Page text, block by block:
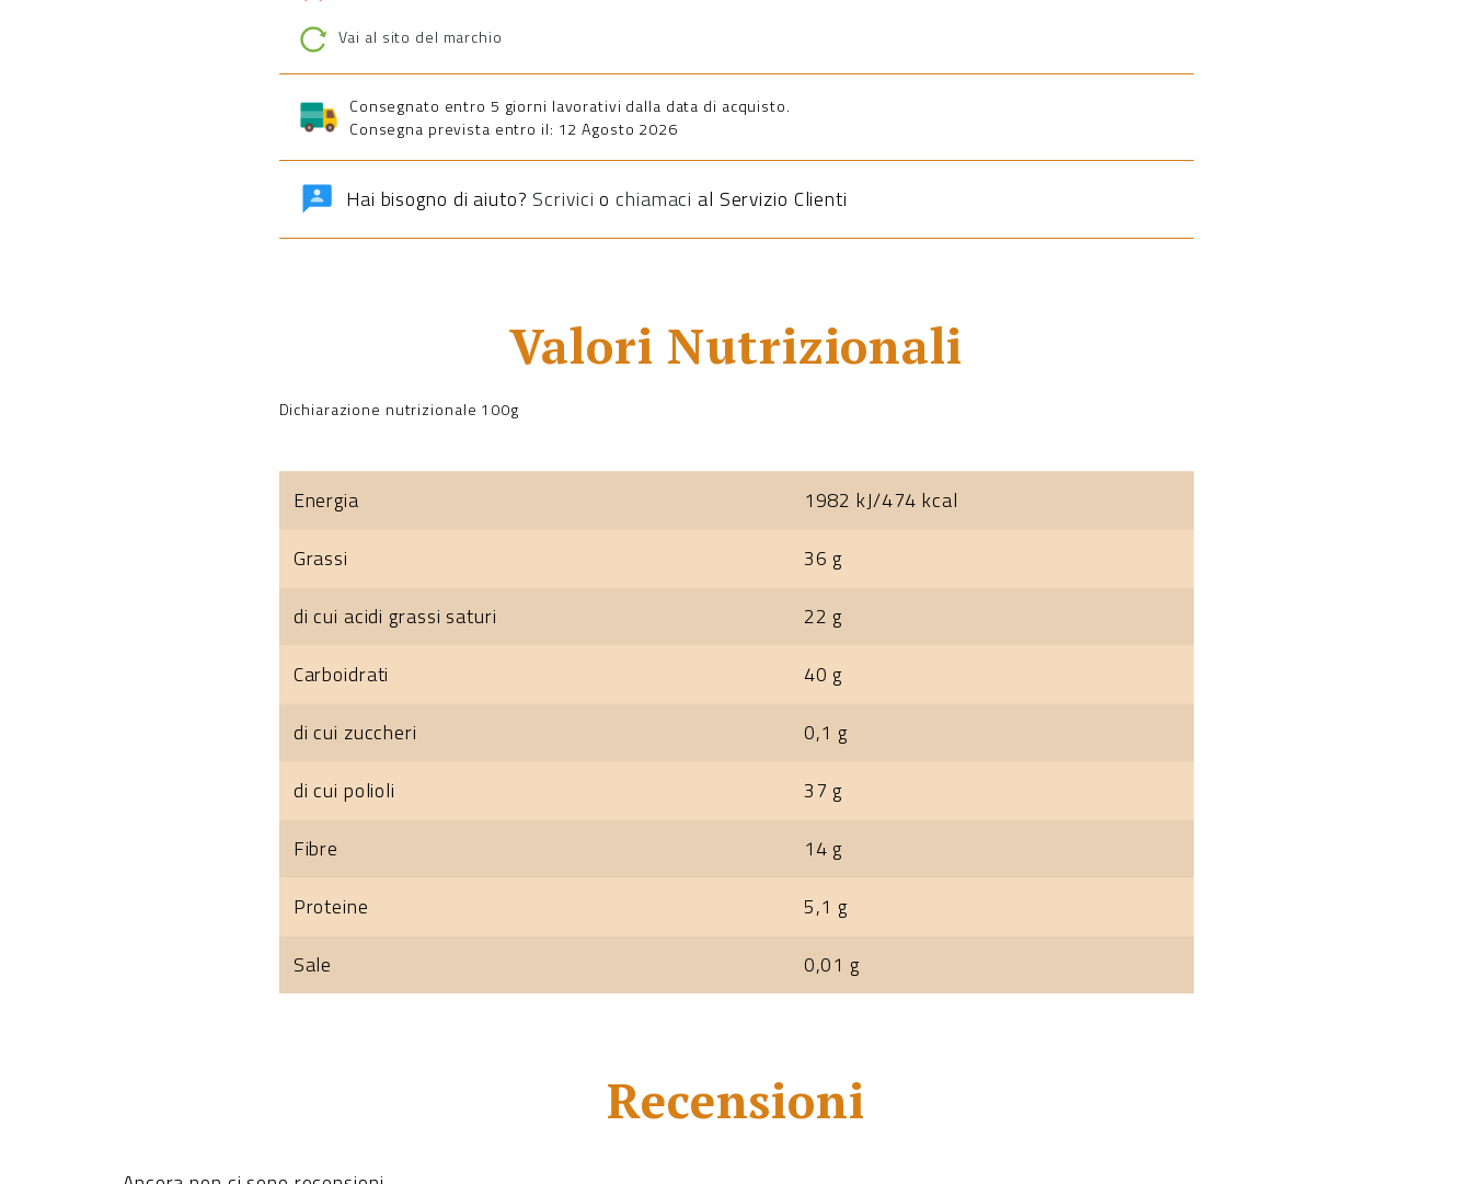
Vai al sito del marchio
Consegnato entro 5 giorni lavorativi dalla data di acquisto.
Consegna prevista entro il: 12 Agosto 2026
Hai bisogno di aiuto? Scrivici ochiamaci al Servizio Clienti
Valori Nutrizionali
Dichiarazione nutrizionale 100g
Energia
1982 kJ/474 kcal
Grassi
36 g
di cui acidi grassi saturi
22 g
Carboidrati
40 g
di cui zuccheri
0,1 g
di cui polioli
37 g
Fibre
14 g
Proteine
5,1 g
Sale
0,01 g
Recensioni